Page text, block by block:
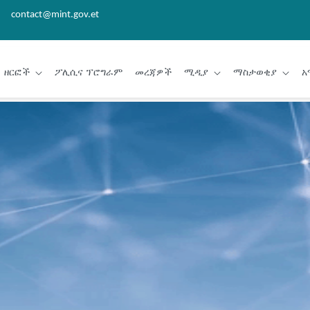
contact@mint.gov.et
ዘርፎች ፖሊሲና ፕሮግራም መረጃዎች ሚዲያ ማስታወቂያ